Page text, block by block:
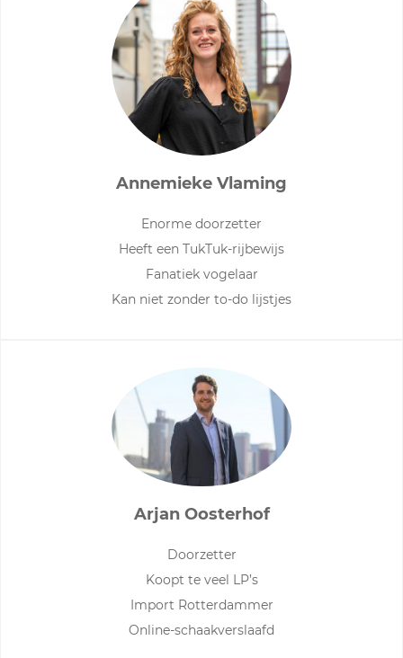
Annemieke Vlaming
Enorme doorzetter
Heeft een TukTuk-rijbewijs
Fanatiek vogelaar
Kan niet zonder to-do lijstjes
Arjan Oosterhof
Doorzetter
Koopt te veel LP’s
Import Rotterdammer
Online-schaakverslaafd